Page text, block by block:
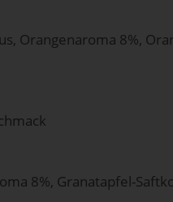
Orangenaroma 8%,
8%, Granatapfel-